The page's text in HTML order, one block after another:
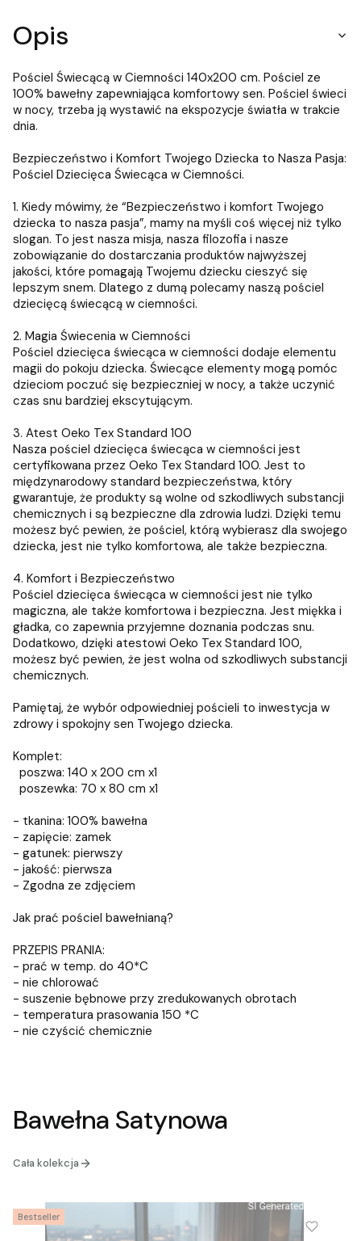
Opis
Pościel Świecącą w Ciemności 140x200 cm. Pościel ze
100% bawełny zapewniająca komfortowy sen. Pościel świeci
w nocy, trzeba ją wystawić na ekspozycje światła w trakcie
dnia.
Bezpieczeństwo i Komfort Twojego Dziecka to Nasza Pasja:
Pościel Dziecięca Świecąca w Ciemności.
1. Kiedy mówimy, że “Bezpieczeństwo i komfort Twojego
dziecka to nasza pasja”, mamy na myśli coś więcej niż tylko
slogan. To jest nasza misja, nasza filozofia i nasze
zobowiązanie do dostarczania produktów najwyższej
jakości, które pomagają Twojemu dziecku cieszyć się
lepszym snem. Dlatego z dumą polecamy naszą pościel
dziecięcą świecącą w ciemności.
2. Magia Świecenia w Ciemności
Pościel dziecięca świecąca w ciemności dodaje elementu
magii do pokoju dziecka. Świecące elementy mogą pomóc
dzieciom poczuć się bezpieczniej w nocy, a także uczynić
czas snu bardziej ekscytującym.
3. Atest Oeko Tex Standard 100
Nasza pościel dziecięca świecąca w ciemności jest
certyfikowana przez Oeko Tex Standard 100. Jest to
międzynarodowy standard bezpieczeństwa, który
gwarantuje, że produkty są wolne od szkodliwych substancji
chemicznych i są bezpieczne dla zdrowia ludzi. Dzięki temu
możesz być pewien, że pościel, którą wybierasz dla swojego
dziecka, jest nie tylko komfortowa, ale także bezpieczna.
4. Komfort i Bezpieczeństwo
Pościel dziecięca świecąca w ciemności jest nie tylko
magiczna, ale także komfortowa i bezpieczna. Jest miękka i
gładka, co zapewnia przyjemne doznania podczas snu.
Dodatkowo, dzięki atestowi Oeko Tex Standard 100,
możesz być pewien, że jest wolna od szkodliwych substancji
chemicznych.
Pamiętaj, że wybór odpowiedniej pościeli to inwestycja w
zdrowy i spokojny sen Twojego dziecka.
Komplet:
poszwa: 140 x 200 cm x1
poszewka: 70 x 80 cm x1
- tkanina: 100% bawełna
- zapięcie: zamek
- gatunek: pierwszy
- jakość: pierwsza
- Zgodna ze zdjęciem
Jak prać pościel bawełnianą?
PRZEPIS PRANIA:
- prać w temp. do 40*C
- nie chlorować
- suszenie bębnowe przy zredukowanych obrotach
- temperatura prasowania 150 *C
- nie czyścić chemicznie
Bawełna Satynowa
Cała kolekcja
Bestseller